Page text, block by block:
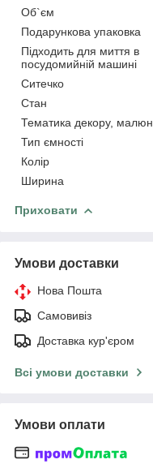
Об`єм
Подарункова упаковка
Підходить для миття в
посудомийній машині
Ситечко
Стан
Тематика декору,
Тип ємності
Колір
Ширина
Приховати
Умови доставки
Нова Пошта
Самовивіз
Доставка кур'єром
Всі умови доставки
Умови оплати